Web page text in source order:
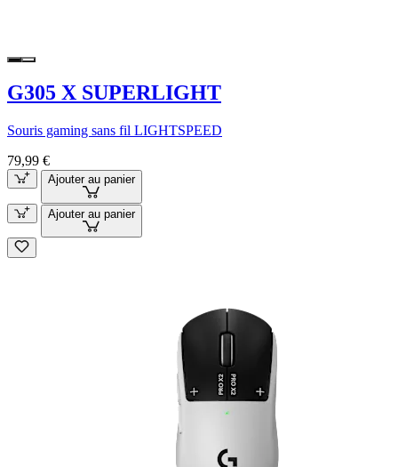
G305 X SUPERLIGHT
Souris gaming sans fil LIGHTSPEED
79,99 €
Ajouter au panier
Ajouter au panier